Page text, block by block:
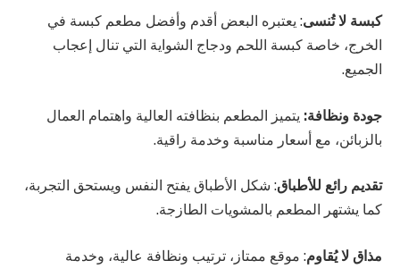
كبسة لا تُنسى: يعتبره البعض أقدم وأفضل مطعم كبسة في
الخرج، خاصة كبسة اللحم ودجاج الشواية التي تنال إعجاب
الجميع.
جودة ونظافة: يتميز المطعم بنظافته العالية واهتمام العمال
بالزبائن، مع أسعار مناسبة وخدمة راقية.
تقديم رائع للأطباق: شكل الأطباق يفتح النفس ويستحق التجربة،
كما يشتهر المطعم بالمشويات الطازجة.
مذاق لا يُقاوم: موقع ممتاز، ترتيب ونظافة عالية، وخدمة